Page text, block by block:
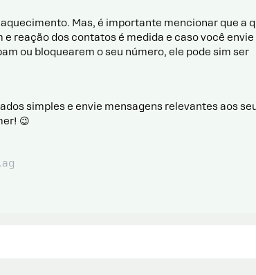
Mas, é importante mencionar que a
e reação dos contatos é medida e caso você
ou bloquearem o seu número, ele pode sim ser
simples e envie mensagens relevantes aos
😉